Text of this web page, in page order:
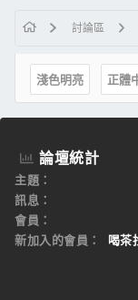
討論區
淺色明亮 正體
論壇統計
主題
訊息
會員
新加入的會員
喝茶